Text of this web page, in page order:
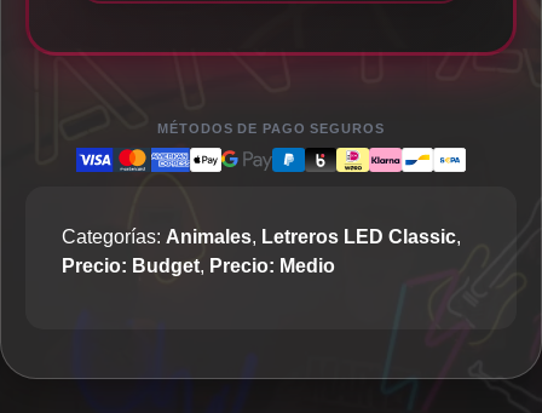
MÉTODOS DE PAGO SEGUROS
Categorías: Animales, Letreros LED Classic,
Precio: Budget, Precio: Medio